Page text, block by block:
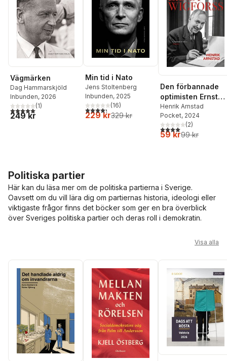
Vägmärken
Dag Hammarskjöld
Inbunden, 2026
5,0utav 5 stjärnor. Totalt antal röster:
(1)
249 kr
Min tid i Nato
Jens Stoltenberg
Inbunden, 2025
4,3utav 5 stjärnor. Totalt antal röster:
(16)
229 kr329 kr
Den förbannade
optimisten Ernst
Wigforss :
socialisten som
skapade Sverige
Henrik Arnstad
Pocket, 2024
4,0utav 5 stjärnor.
(2)
59 kr99 kr
Politiska partier
Här kan du läsa mer om de politiska partierna i Sverige.
Oavsett om du vill lära dig om partiernas historia, ideologi eller
viktigaste frågor finns det böcker som ger en bra överblick
över Sveriges politiska partier och deras roll i demokratin.
Visa alla